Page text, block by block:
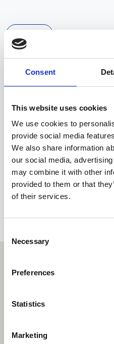
Consent
This website uses cookies
We use cookies to
provide social media
We also share information
our social media,
may combine it with other
provided to them or that
of their services.
Selection
Necessary
Preferences
Statistics
Marketing
Via Marosticana, 81/27 -
36031 Dueville (VI) - Italy